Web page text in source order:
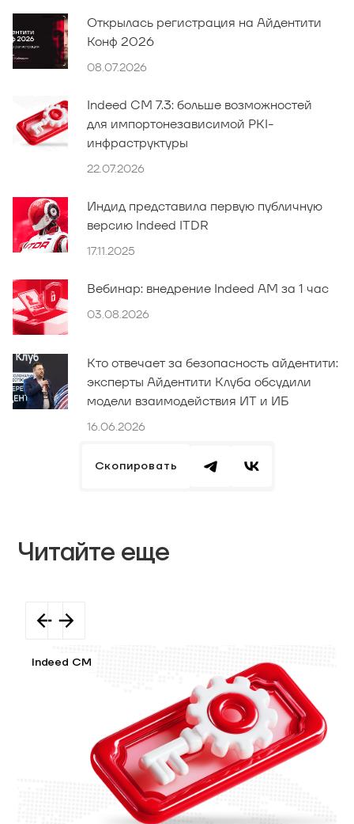
Открылась регистрация на Айдентити
Конф 2026
08.07.2026
Indeed CM 7.3: больше возможностей
для импортонезависимой PKI-
инфраструктуры
22.07.2026
Индид представила первую публичную
версию Indeed ITDR
17.11.2025
Вебинар: внедрение Indeed AM за 1 час
03.08.2026
Кто отвечает за безопасность айдентити:
эксперты Айдентити Клуба обсудили
модели взаимодействия ИТ и ИБ
16.06.2026
Скопировать
Читайте еще
Indeed CM